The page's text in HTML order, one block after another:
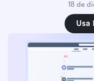
18 de
Usa